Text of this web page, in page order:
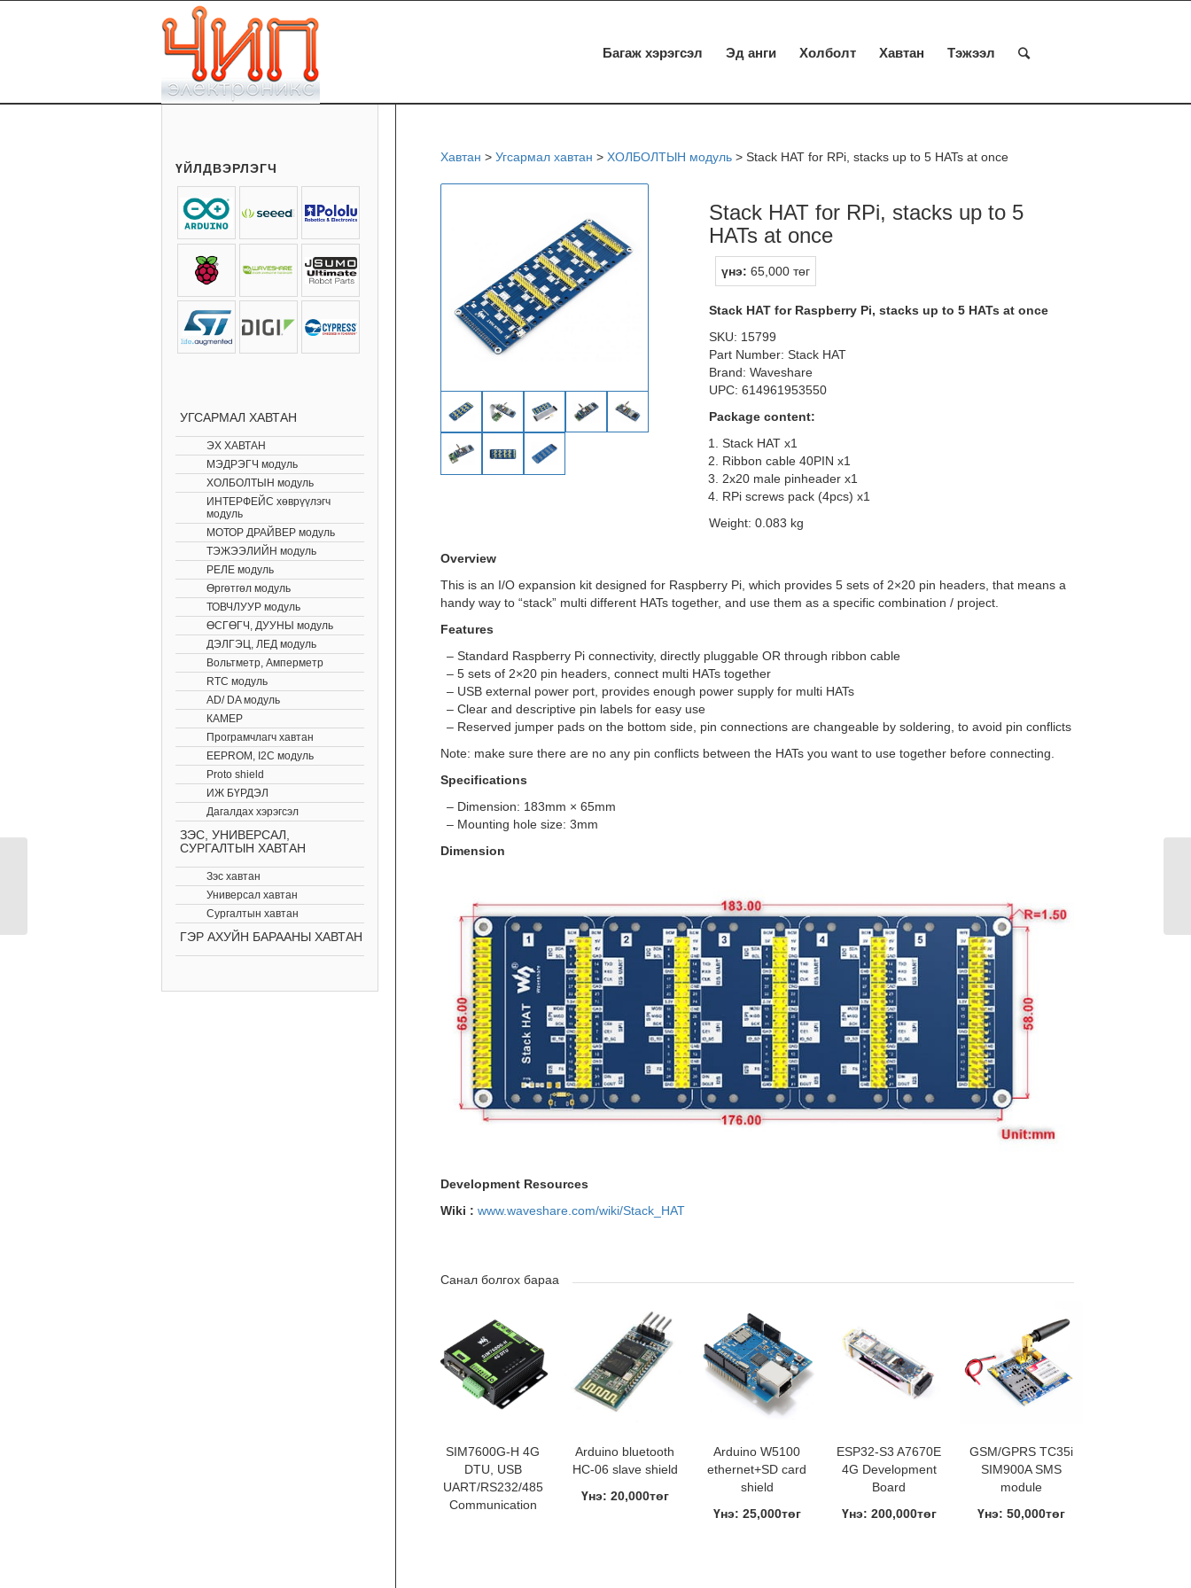
Багаж хэрэгсэл Эд анги Холболт Хавтан Тэжээл
Хавтан > Угсармал хавтан > ХОЛБОЛТЫН модуль> Stack HAT for RPi, stacks up to 5 HATs at once
Stack HAT for RPi, stacks up to 5
HATs at once
үнэ: 65,000 төг
Stack HAT for Raspberry Pi, stacks up to 5 HATs at once
SKU: 15799
Part Number: Stack HAT
Brand: Waveshare
UPC: 614961953550
Package content:
Stack HAT x1
Ribbon cable 40PIN x1
2x20 male pinheader x1
RPi screws pack (4pcs) x1
Weight: 0.083 kg
Overview
This is an I/O expansion kit designed for Raspberry Pi, which provides 5 sets of 2×20 pin headers, that means a
handy way to “stack” multi different HATs together, and use them as a specific combination / project.
Features
– Standard Raspberry Pi connectivity, directly pluggable OR through ribbon cable
– 5 sets of 2×20 pin headers, connect multi HATs together
– USB external power port, provides enough power supply for multi HATs
– Clear and descriptive pin labels for easy use
– Reserved jumper pads on the bottom side, pin connections are changeable by soldering, to avoid pin conflicts
Note: make sure there are no any pin conflicts between the HATs you want to use together before connecting.
Specifications
– Dimension: 183mm × 65mm
– Mounting hole size: 3mm
Dimension
Development Resources
Wiki : www.waveshare.com/wiki/Stack_HAT
Санал болгох бараа
SIM7600G-H 4G
DTU, USB
UART/RS232/485
Communication
Arduino bluetooth
HC-06 slave shield
Үнэ: 20,000төг
Arduino W5100
ethernet+SD card
shield
Үнэ: 25,000төг
ESP32-S3 A7670E
4G Development
Board
Үнэ: 200,000төг
GSM/GPRS TC35i
SIM900A SMS
module
Үнэ: 50,000төг
ҮЙЛДВЭРЛЭГЧ
УГСАРМАЛ ХАВТАН
ЭХ ХАВТАН
МЭДРЭГЧ модуль
ХОЛБОЛТЫН модуль
ИНТЕРФЕЙС хөврүүлэгч
модуль
МОТОР ДРАЙВЕР модуль
ТЭЖЭЭЛИЙН модуль
РЕЛЕ модуль
Өргөтгөл модуль
ТОВЧЛУУР модуль
ӨСГӨГЧ, ДУУНЫ модуль
ДЭЛГЭЦ, ЛЕД модуль
Вольтметр, Амперметр
RTC модуль
AD/ DA модуль
КАМЕР
Програмчлагч хавтан
EEPROM, I2C модуль
Proto shield
ИЖ БҮРДЭЛ
Дагалдах хэрэгсэл
ЗЭС, УНИВЕРСАЛ,
СУРГАЛТЫН ХАВТАН
Зэс хавтан
Универсал хавтан
Сургалтын хавтан
ГЭР АХУЙН БАРААНЫ ХАВТАН